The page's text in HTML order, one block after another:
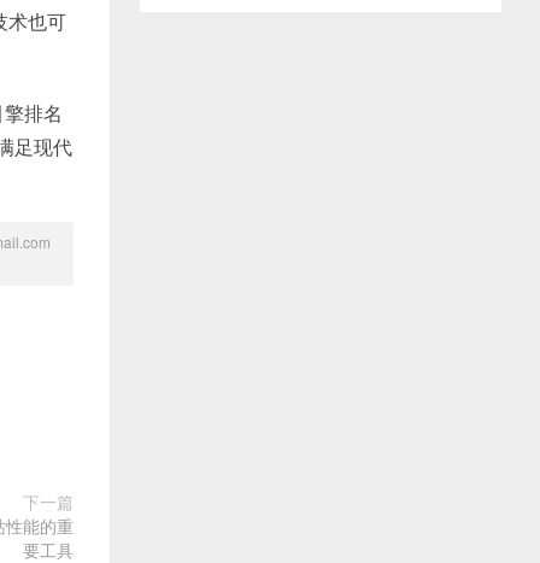
术也可
排名
足现代
下一篇
性能的重
要工具